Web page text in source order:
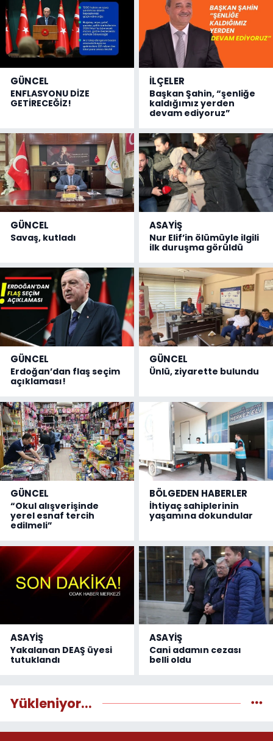
GÜNCEL
ENFLASYONU DİZE
GETİRECEĞİZ!
İLÇELER
Başkan Şahin, “şenliğe
kaldığımız yerden
devam ediyoruz”
GÜNCEL
Savaş, kutladı
ASAYİŞ
Nur Elif’in ölümüyle ilgili
ilk duruşma görüldü
GÜNCEL
Erdoğan’dan flaş seçim
açıklaması!
GÜNCEL
Ünlü, ziyarette bulundu
GÜNCEL
“Okul alışverişinde
yerel esnaf tercih
edilmeli”
BÖLGEDEN HABERLER
İhtiyaç sahiplerinin
yaşamına dokundular
ASAYİŞ
Yakalanan DEAŞ üyesi
tutuklandı
ASAYİŞ
Cani adamın cezası
belli oldu
Yükleniyor...